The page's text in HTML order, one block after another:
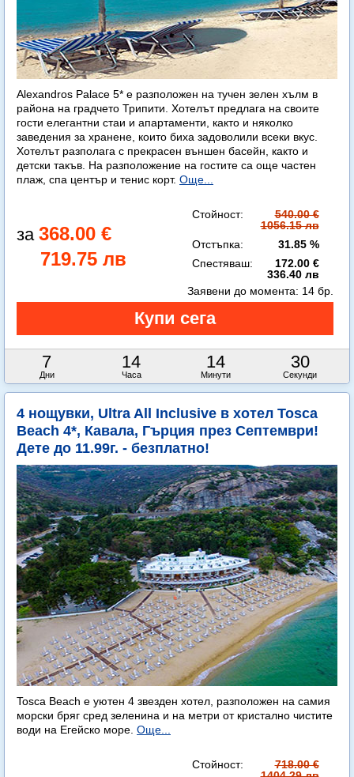
Alexandros Palace 5* e разположен на тучен зелен хълм в
района на градчето Трипити. Хотелът предлага на своите
гости елегантни стаи и апартаменти, както и няколко
заведения за хранене, които биха задоволили всеки вкус.
Хотелът разполага с прекрасен външен басейн, както и
детски такъв. На разположение на гостите са още частен
плаж, спа център и тенис корт. Още...
368.00 €
719.75 лв
Стойност:
540.00 €
1056.15 лв
Отстъпка:
31.85 %
Спестяваш:
172.00 €
336.40 лв
7
Дни
14
Часа
14
Минути
29
Секунди
Заявени до момента: 14 бр.
4 нощувки, Ultra All Inclusive в хотел Tosca
Beach 4*, Кавала, Гърция през Септември!
Дете до 11.99г. - безплатно!
Tosca Beach е уютен 4 звезден хотел, разположен на самия
морски бряг сред зеленина и на метри от кристално чистите
води на Егейско море. Още...
Стойност:
718.00 €